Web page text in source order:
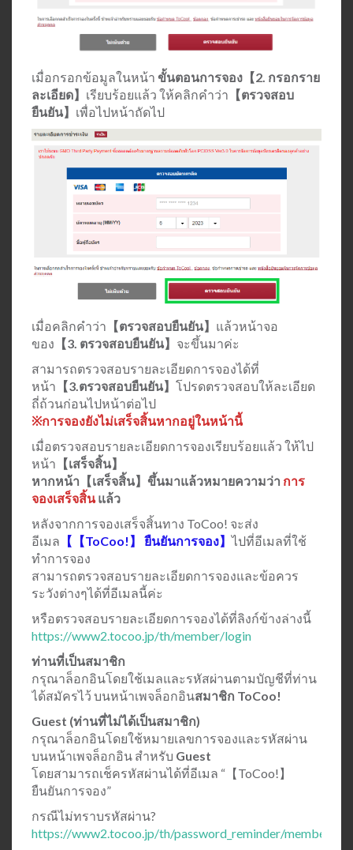
เมื่อกรอกข้อมูลในหน้า ขั้นตอนการจอง【2. กรอกราย
ละเอียด】 เรียบร้อยแล้ว ให้คลิกคำว่า 【ตรวจสอบ
ยืนยัน】 เพื่อไปหน้าถัดไป
เมื่อคลิกคำว่า 【ตรวจสอบยืนยัน】 แล้วหน้าจอ
ของ 【3. ตรวจสอบยืนยัน】 จะขึ้นมาค่ะ
สามารถตรวจสอบรายละเอียดการจองได้ที่
หน้า 【3.ตรวจสอบยืนยัน】 โปรดตรวจสอบให้ละเอียด
ถี่ถ้วนก่อนไปหน้าต่อไป
※การจองยังไม่เสร็จสิ้นหากอยู่ในหน้านี้
เมื่อตรวจสอบรายละเอียดการจองเรียบร้อยแล้ว ให้ไป
หน้า 【เสร็จสิ้น】
หากหน้า【เสร็จสิ้น】ขึ้นมาแล้วหมายความว่า การ
จองเสร็จสิ้นแล้ว
หลังจากการจองเสร็จสิ้นทาง ToCoo! จะส่ง
อีเมล 【【ToCoo!】 ยืนยันการจอง】ไปที่อีเมลที่ใช้
ทำการจอง
สามารถตรวจสอบรายละเอียดการจองและข้อควร
ระวังต่างๆได้ที่อีเมลนี้ค่ะ
หรือตรวจสอบรายละเอียดการจองได้ที่ลิงก์ข้างล่างนี้
https://www2.tocoo.jp/th/member/login
ท่านที่เป็นสมาชิก
กรุณาล็อกอินโดยใช้เมลและรหัสผ่านตามบัญชีที่ท่าน
ได้สมัครไว้ บนหน้าเพจล็อกอินสมาชิก ToCoo!
Guest (ท่านที่ไม่ได้เป็นสมาชิก)
กรุณาล็อกอินโดยใช้หมายเลขการจองและรหัสผ่าน
บนหน้าเพจล็อกอิน สำหรับ Guest
โดยสามารถเช็ครหัสผ่านได้ที่อีเมล “【ToCoo!】
ยืนยันการจอง”
กรณีไม่ทราบรหัสผ่าน?
https://www2.tocoo.jp/th/password_reminder/member